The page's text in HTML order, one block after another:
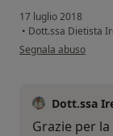
17 luglio 2018
• Dott.ssa Dietista
secondo l'opinione
Segnala abuso
Dott.ssa
Grazie per